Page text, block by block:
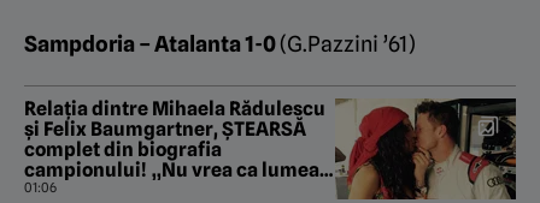
Sampdoria – Atalanta 1-0(G.Pazzini ’61)
Relația dintre Mihaela Rădulescu
și Felix Baumgartner, ȘTEARSĂ
complet din biografia
campionului! „Nu vrea ca lumea
să știe că a iubit fata din
01:06